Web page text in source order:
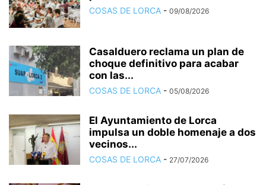
COSAS DE LORCA - 09/08/2026
Casalduero reclama un plan de
choque definitivo para acabar
con las...
COSAS DE LORCA - 05/08/2026
El Ayuntamiento de Lorca
impulsa un doble homenaje a dos
vecinos...
COSAS DE LORCA - 27/07/2026